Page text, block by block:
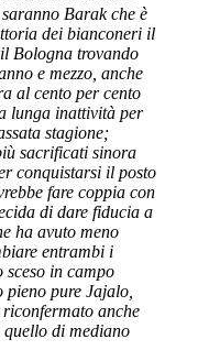
Barak che è
dei bianconeri il
Bologna trovando
e mezzo, anche
al cento per cento
lunga inattività per
stagione;
sacrificati sinora
conquistarsi il posto
fare coppia con
di dare fiducia a
ha avuto meno
entrambi i
sceso in campo
pieno pure Jajalo,
anche
quello di mediano